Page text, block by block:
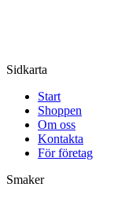
Sidkarta
Start
Shoppen
Om oss
Kontakta
För företag
Smaker